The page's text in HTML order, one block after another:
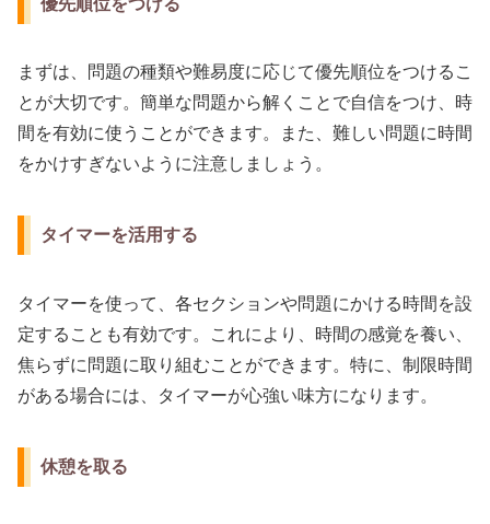
まずは、問題の種類や難易度に応じて優先順位をつけるこ
とが大切です。簡単な問題から解くことで自信をつけ、時
間を有効に使うことができます。また、難しい問題に時間
をかけすぎないように注意しましょう。
タイマーを活用する
タイマーを使って、各セクションや問題にかける時間を設
定することも有効です。これにより、時間の感覚を養い、
焦らずに問題に取り組むことができます。特に、制限時間
がある場合には、タイマーが心強い味方になります。
休憩を取る